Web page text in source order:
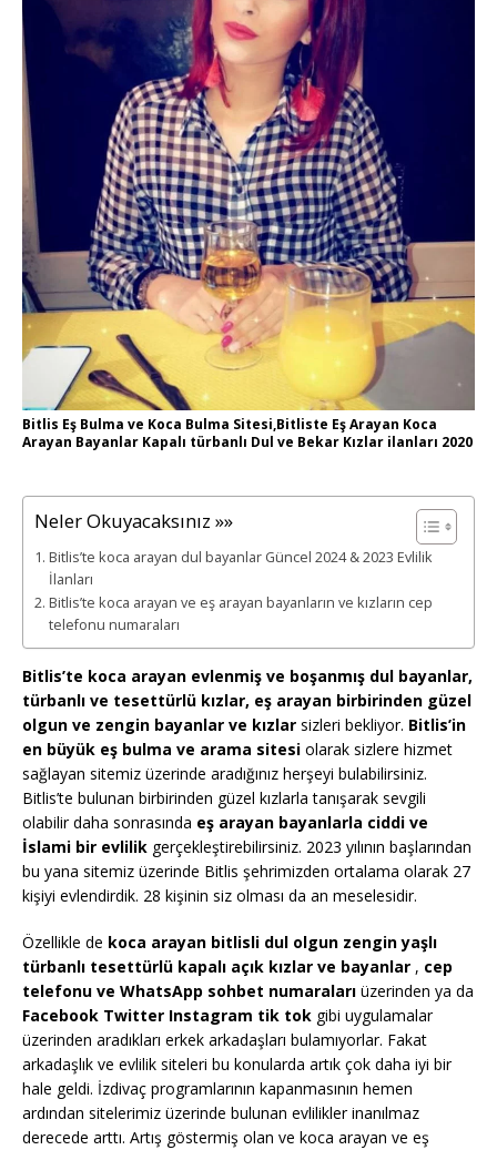
Bitlis Eş Bulma ve Koca Bulma Sitesi,Bitliste Eş Arayan Koca
Arayan Bayanlar Kapalı türbanlı Dul ve Bekar Kızlar ilanları 2020
Neler Okuyacaksınız »»
Bitlis’te koca arayan dul bayanlar Güncel 2024 & 2023 Evlilik
İlanları
Bitlis’te koca arayan ve eş arayan bayanların ve kızların cep
telefonu numaraları
Bitlis’te koca arayan evlenmiş ve boşanmış dul bayanlar,
türbanlı ve tesettürlü kızlar, eş arayan birbirinden güzel
olgun ve zengin bayanlar ve kızlar sizleri bekliyor. Bitlis’in
en büyük eş bulma ve arama sitesi olarak sizlere hizmet
sağlayan sitemiz üzerinde aradığınız herşeyi bulabilirsiniz.
Bitlis’te bulunan birbirinden güzel kızlarla tanışarak sevgili
olabilir daha sonrasında eş arayan bayanlarla ciddi ve
İslami bir evlilik gerçekleştirebilirsiniz. 2023 yılının başlarından
bu yana sitemiz üzerinde Bitlis şehrimizden ortalama olarak 27
kişiyi evlendirdik. 28 kişinin siz olması da an meselesidir.
Özellikle de koca arayan bitlisli dul olgun zengin yaşlı
türbanlı tesettürlü kapalı açık kızlar ve bayanlar , cep
telefonu ve WhatsApp sohbet numaraları üzerinden ya da
Facebook Twitter Instagram tik tok gibi uygulamalar
üzerinden aradıkları erkek arkadaşları bulamıyorlar. Fakat
arkadaşlık ve evlilik siteleri bu konularda artık çok daha iyi bir
hale geldi. İzdivaç programlarının kapanmasının hemen
ardından sitelerimiz üzerinde bulunan evlilikler inanılmaz
derecede arttı. Artış göstermiş olan ve koca arayan ve eş